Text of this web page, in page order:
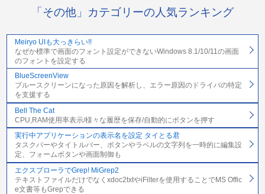
「その他」カテゴリーの人気ランキング
Meiryo UIも大っきらい!!
なぜか標準で画面のフォント設定ができないWindows 8.1/10/11の画面
のフォントを設定する
BlueScreenView
ブルースクリーンになった原因を解析し、エラー原因のドライバの特定
を支援する
Bell The Cat
CPU,RAM使用率表示/様々な履歴を保存/自動的にボタンを押す
実行中アプリケーションの表示名を設定 タイとる君
タスクバーやタイトルバー、ボタンやラベルの文字列を一時的に編集設
定、フォームボタンや画面制御も
エクスプローラでGrep! MiGrep2
テキストファイルだけでなくxdoc2txtやiFilterを使用することでMS Offic
e文書等もGrepできる